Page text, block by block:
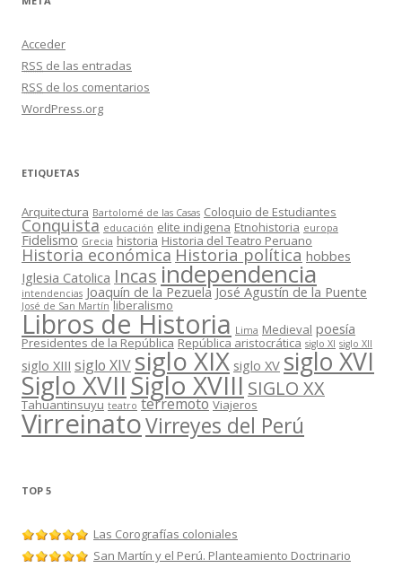
Acceder
RSS de las entradas
RSS de los comentarios
WordPress.org
ETIQUETAS
Arquitectura Bartolomé de las Casas Coloquio de Estudiantes
Conquista educación elite indigena Etnohistoria europa
Fidelismo Grecia historia Historia del Teatro Peruano
Historia económica Historia política hobbes
Iglesia Catolica Incasindependencia
intendencias Joaquín de la Pezuela José Agustín de la Puente
José de San Martín liberalismo
Libros de Historia Lima Medieval poesía
Presidentes de la República República aristocrática siglo XI siglo XII
siglo XIII siglo XIV siglo XIX siglo XV siglo XVI
Siglo XVIISiglo XVIIISIGLO XX
Tahuantinsuyu teatro terremoto Viajeros
VirreinatoVirreyes del Perú
TOP 5
Las Corografías coloniales
San Martín y el Perú. Planteamiento Doctrinario